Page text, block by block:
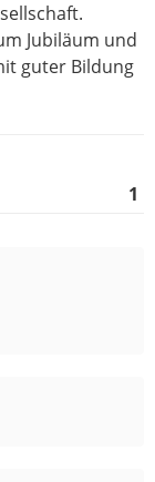
Jubiläum und
guter Bildung
1